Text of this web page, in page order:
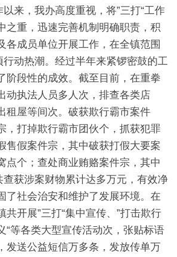
以来，我办高度重视，将”三打“工作
之重，迅速完善机制明确职责，积
各成员单位开展工作，在全镇范围
行动热潮。经过半年来紧锣密鼓的工
阶段性的成效。截至目前，在重拳
动执法人员多人次，排查各类店
租屋等间次。破获欺行霸市案件
，打掉欺行霸市团伙个，抓获犯罪
售假案件宗，其中破获打假大要案
点个；查处商业贿赂案件宗，其中
查获涉案财物累计达多万元，有效净
了社会治安和维护了发展环境。在
共开展”三打“集中宣传、”打击欺行
“等各类大型宣传活动次，张贴标语
发送公益短信万多条，发放传单万